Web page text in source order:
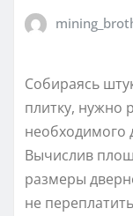
Собираясь
плитку, нужно
необходимого
Вычислив
размеры
не